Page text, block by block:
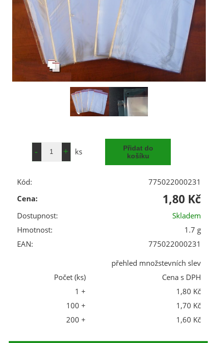
ks
Kód:
775022000231
Cena:
1,80 Kč
Dostupnost:
Skladem
Hmotnost:
1.7 g
EAN:
775022000231
přehled množstevních slev
Počet (ks)
Cena s DPH
1 +
1,80 Kč
100 +
1,70 Kč
200 +
1,60 Kč